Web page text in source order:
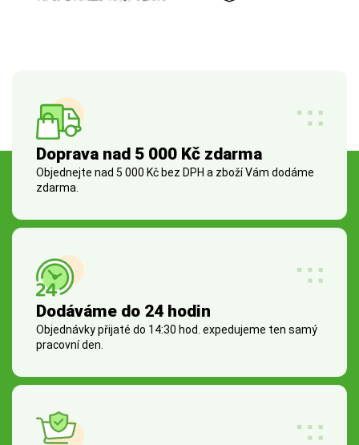
Doprava nad 5 000 Kč zdarma
Objednejte nad 5 000 Kč bez DPH a zboží Vám dodáme
zdarma.
Dodáváme do 24 hodin
Objednávky přijaté do 14:30 hod. expedujeme ten samý
pracovní den.